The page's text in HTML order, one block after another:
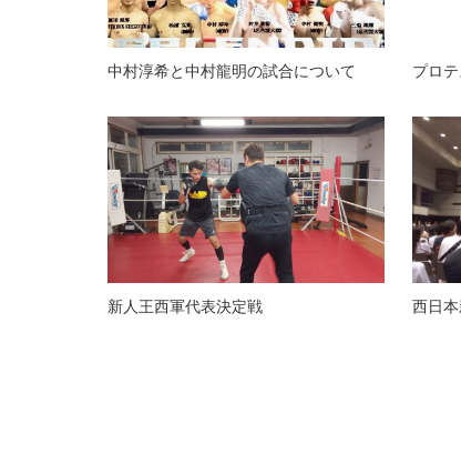
中村淳希と中村龍明の試合について プロテ
新人王西軍代表決定戦 西日